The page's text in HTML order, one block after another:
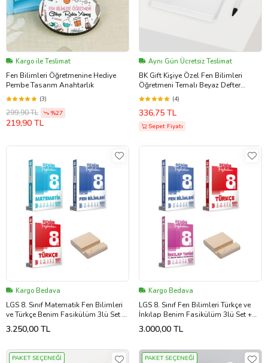
Kargo ile Teslimat
Fen Bilimleri Öğretmenine Hediye
Pembe Tasarım Anahtarlık
(3)
299,90 TL %27
219,90 TL
Aynı Gün Ücretsiz Teslimat
BK Gift Kişiye Özel Fen Bilimleri
Öğretmeni Temalı Beyaz Defter
Kalem Hediye Seti - 3
(4)
336,75 TL
Sepet Fiyatı
Kargo Bedava
LGS 8. Sınıf Matematik Fen Bilimleri
ve Türkçe Benim Fasikülüm 3lü Set +
Telefon Standı
3.250,00 TL
Kargo Bedava
LGS 8. Sınıf Fen Bilimleri Türkçe ve
İnkılap Benim Fasikülüm 3lü Set +
Telefon Standı
3.000,00 TL
PAKET SEÇENEĞİ PAKET SEÇENEĞİ